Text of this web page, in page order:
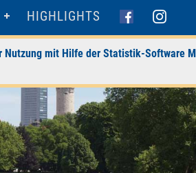
HIGHLIGHTS
mit Hilfe der Statistik-Software